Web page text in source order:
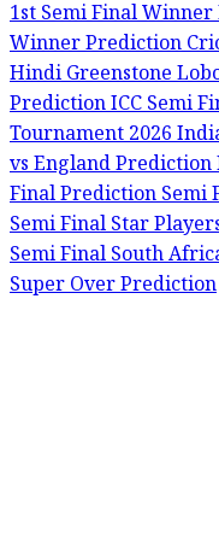
1st Semi Final
Winner Prediction
HindiGreenstone
PredictionICC Semi
Tournament 2026
vs England Prediction
Final PredictionSemi
Semi Final Star
Semi FinalSouth
Super Over Prediction